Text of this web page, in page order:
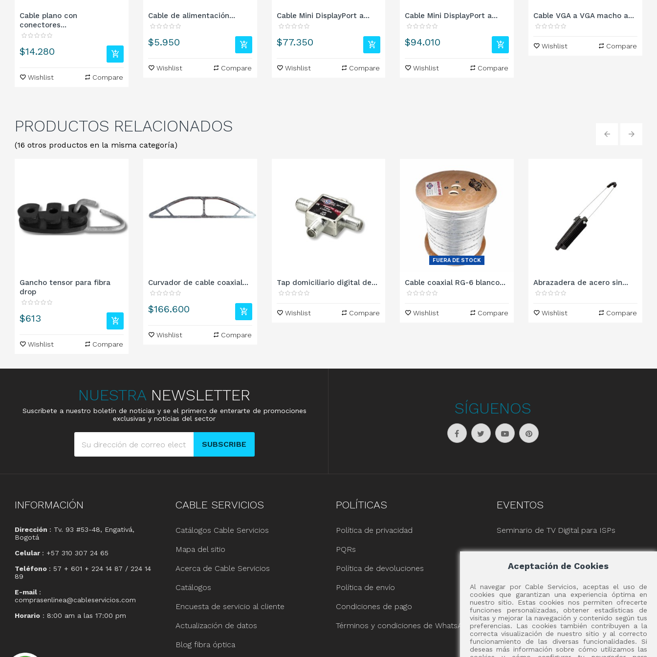
Cable plano con
conectores...
Precio
$14.280
Wishlist Compare
Cable de alimentación...
Precio
$5.950
Wishlist Compare
Cable Mini DisplayPort a...
Precio
$77.350
Wishlist Compare
Cable Mini DisplayPort a...
Precio
$94.010
Wishlist Compare
Cable VGA a VGA macho a...
Wishlist Compare
PRODUCTOS RELACIONADOS
(16 otros productos en la misma categoría)
Gancho tensor para fibra
drop
Precio
$613
Wishlist Compare
Curvador de cable coaxial...
Precio
$166.600
Wishlist Compare
Tap domiciliario digital de...
Wishlist Compare
FUERA DE STOCK
Cable coaxial RG-6 blanco...
Wishlist Compare
Abrazadera de acero sin...
Wishlist Compare
NUESTRA NEWSLETTER
Suscribete a nuestro boletín de noticias y se el primero de enterarte de promociones
exclusivas y noticias del sector
SUBSCRIBE
SÍGUENOS
INFORMACIÓN
Dirección : Tv. 93 #53-48, Engativá,
Bogotá
Celular : +57 310 307 24 65
Teléfono : 57 + 601 + 224 14 87 / 224 14
89
E-mail :
comprasenlinea@cableservicios.com
Horario : 8:00 am a las 17:00 pm
CABLE SERVICIOS
Catálogos Cable Servicios
Mapa del sitio
Acerca de Cable Servicios
Catálogos
Encuesta de servicio al cliente
Actualización de datos
Blog fibra óptica
POLÍTICAS
Política de privacidad
PQRs
Política de devoluciones
Política de envío
Condiciones de pago
Términos y condiciones de WhatsApp
EVENTOS
Seminario de TV Digital para ISPs
Aceptación de Cookies
Al navegar por Cable Servicios, aceptas el uso de
cookies que garantizan una experiencia óptima en
nuestro sitio. Estas cookies nos permiten ofrecerte
funciones personalizadas, obtener estadísticas de
visitas y mejorar la navegación y contenido según tus
preferencias. Las cookies también contribuyen a la
correcta visualización de nuestro sitio y al correcto
funcionamiento de las diversas funcionalidades. Si
deseas más información sobre cómo utilizamos las